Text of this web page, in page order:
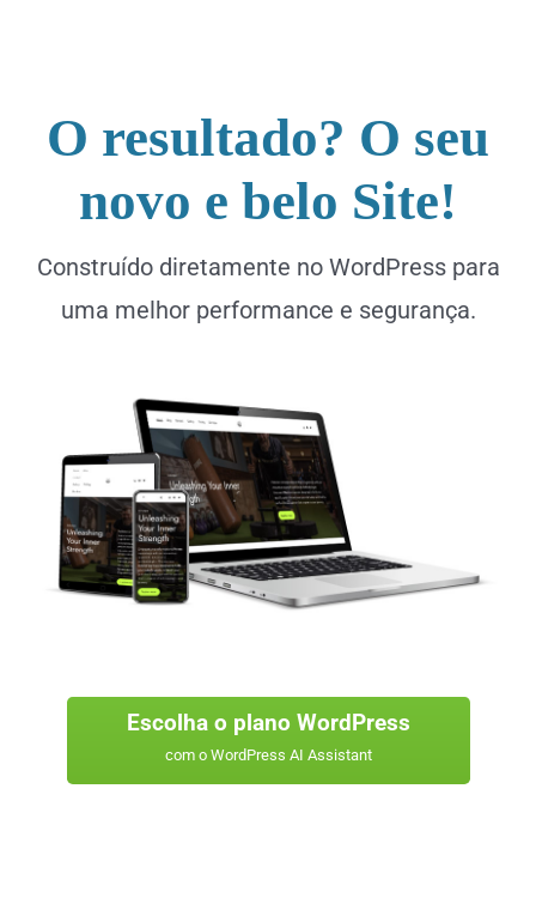
O resultado? O seu
novo e belo Site!
Construído diretamente no WordPress para
uma melhor performance e segurança.
Escolha o plano WordPress
com o WordPress AI Assistant